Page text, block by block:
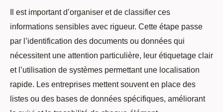
Il est important d’organiser et de classifier ces
informations sensibles avec rigueur. Cette étape passe
par l’identification des documents ou données qui
nécessitent une attention particulière, leur étiquetage clair
et l’utilisation de systèmes permettant une localisation
rapide. Les entreprises mettent souvent en place des
listes ou des bases de données spécifiques, améliorant